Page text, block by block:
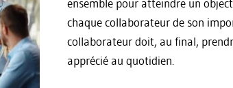
ensemble pour atteindre un
chaque collaborateur de son
collaborateur doit, au final,
apprécié au quotidien.